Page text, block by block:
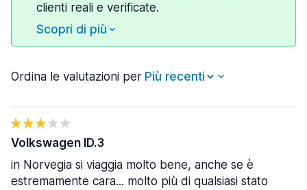
clienti reali e verificate.
Scopri di più
Ordina le valutazioni per
Volkswagen ID.3
in Norvegia si viaggia molto bene, anche se è
estremamente cara... molto più di qualsiasi stato